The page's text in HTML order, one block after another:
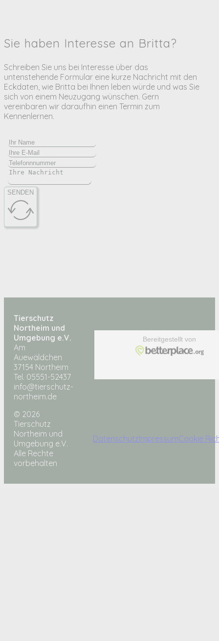
Sie haben Interesse an Britta?
Schreiben Sie uns bei Interesse über das
untenstehende Formular eine kurze Nachricht mit den
Eckdaten, wie Britta bei Ihnen leben würde und was Sie
sich von einem Neuzugang wünschen. Gern
vereinbaren wir daraufhin einen Termin zum
Kennenlernen.
SENDEN
Tierschutz
Northeim und
Umgebung e.V.
Am
Auewäldchen
37154 Northeim
Tel. 05551-52437
info@tierschutz-
northeim.de
© 2026
Tierschutz
Northeim und
Umgebung e.V.
Alle Rechte
vorbehalten
DatenschutzImpressumCookie